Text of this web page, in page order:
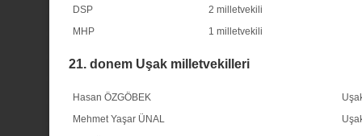
DSP
2 milletvekili
MHP
1 milletvekili
21. donem Uşak milletvekilleri
Hasan ÖZGÖBEK
Mehmet Yaşar ÜNAL